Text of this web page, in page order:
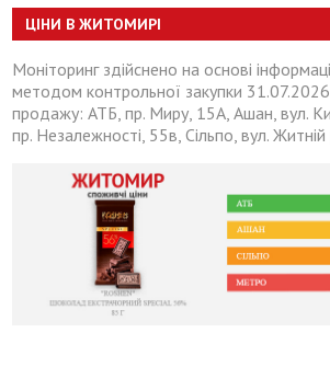
ЦІНИ В ЖИТОМИРІ
Моніторинг здійснено на основі
методом контрольної закупки 31.07.2026
продажу: АТБ, пр. Миру, 15А, Ашан, вул.
пр. Незалежності, 55в, Сільпо, вул. Житній